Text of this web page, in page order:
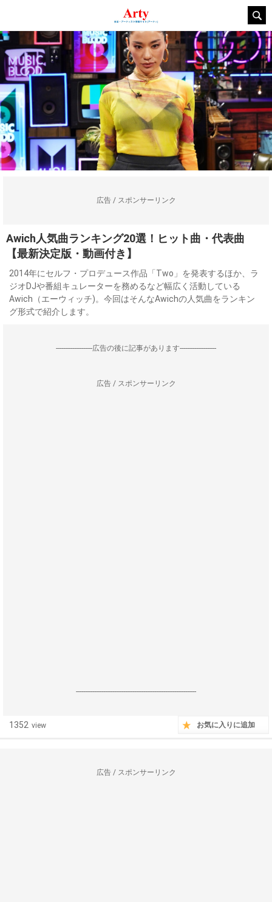
広告 / スポンサーリンク
Awich人気曲ランキング20選！ヒット曲・代表曲
【最新決定版・動画付き】
2014年にセルフ・プロデュース作品「Two」を発表するほか、ラ
ジオDJや番組キュレーターを務めるなど幅広く活動している
Awich（エーウィッチ)。今回はそんなAwichの人気曲をランキン
グ形式で紹介します。
--------------------広告の後に記事があります--------------------
広告 / スポンサーリンク
------------------------------------------------------------------
1352 view お気に入りに追加
広告 / スポンサーリンク